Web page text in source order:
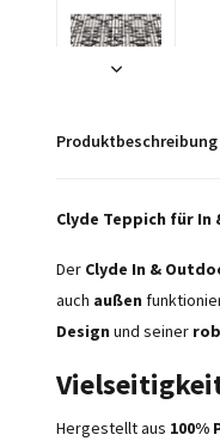
Produktbeschreibung
Clyde Teppich für
Der Clyde In &
auch außen
Design und seiner
Hergestellt aus 100%